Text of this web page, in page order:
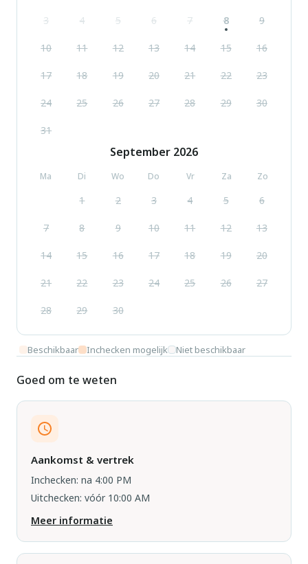
3 4 5 6 7 8 9
10 11 12 13 14 15 16
17 18 19 20 21 22 23
24 25 26 27 28 29 30
31
September 2026
Ma Di Wo Do Vr Za Zo
1 2 3 4 5 6
7 8 9 10 11 12 13
14 15 16 17 18 19 20
21 22 23 24 25 26 27
28 29 30
Beschikbaar Inchecken mogelijk Niet beschikbaar
Goed om te weten
Aankomst & vertrek
Inchecken: na 4:00 PM
Uitchecken: vóór 10:00 AM
Meer informatie